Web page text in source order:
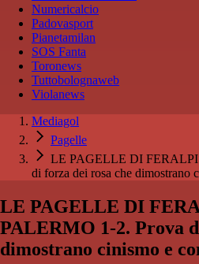
Numericalcio
Padovasport
Pianetamilan
SOS Fanta
Toronews
Tuttobolognaweb
Violanews
Mediagol
Pagelle
LE PAGELLE DI
di forza dei rosa che dimostrano
LE PAGELLE DI
PALERMO 1-2. Prova
dimostrano cinismo e